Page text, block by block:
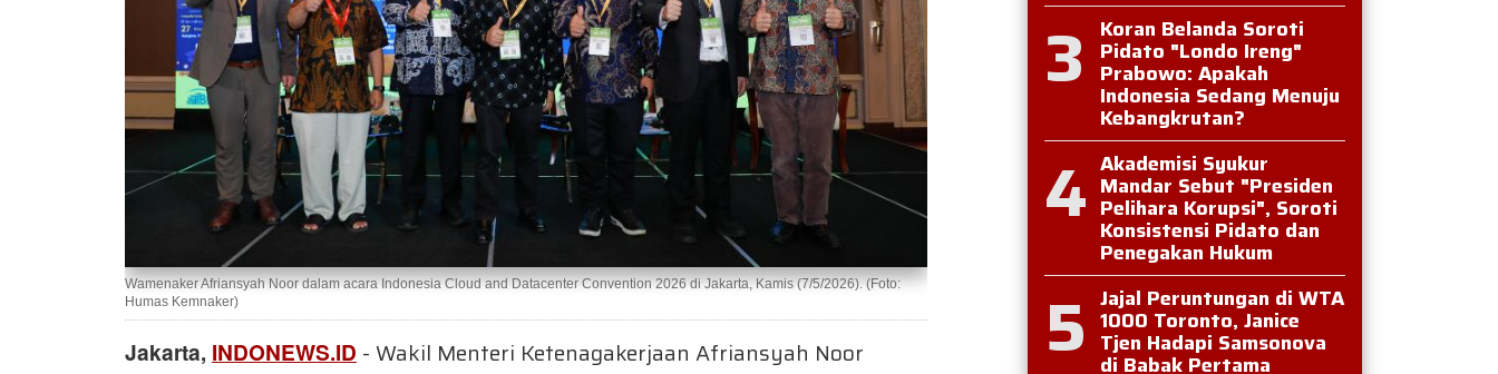
Wamenaker Afriansyah Noor dalam acara Indonesia Cloud and Datacenter Convention 2026 di Jakarta, Kamis (7/5/2026). (Foto:
Humas Kemnaker)
Jakarta, INDONEWS.ID - Wakil Menteri Ketenagakerjaan Afriansyah Noor
3 Koran Belanda Soroti
Pidato "Londo Ireng"
Prabowo: Apakah
Indonesia Sedang Menuju
Kebangkrutan?
4 Akademisi Syukur
Mandar Sebut "Presiden
Pelihara Korupsi", Soroti
Konsistensi Pidato dan
Penegakan Hukum
5 Jajal Peruntungan di WTA
1000 Toronto, Janice
Tjen Hadapi Samsonova
di Babak Pertama